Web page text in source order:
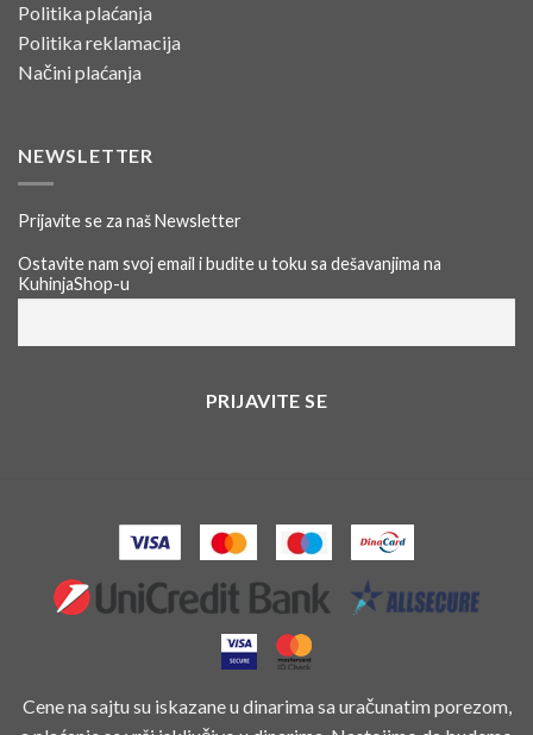
Politika plaćanja
Politika reklamacija
Načini plaćanja
NEWSLETTER
Prijavite se za naš Newsletter
Ostavite nam svoj email i budite u toku sa dešavanjima na
KuhinjaShop-u
Cene na sajtu su iskazane u dinarima sa uračunatim porezom,